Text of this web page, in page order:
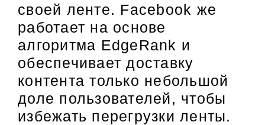
своей ленте. Facebook же
работает на основе
алгоритма EdgeRank и
обеспечивает доставку
контента только небольшой
доле пользователей, чтобы
избежать перегрузки ленты.